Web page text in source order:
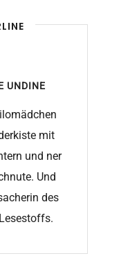
UNDINE
mit
und ner
Und
des